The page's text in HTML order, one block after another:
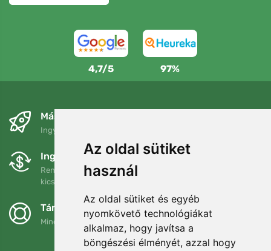
Az oldal sütiket
használ
Az oldal sütiket és egyéb
nyomkövető technológiákat
alkalmaz, hogy javítsa a
böngészési élményét, azzal hogy
4,7/5 97%
Másnapra és ingyenesen
Ingyenes szállítás a következő összeg felett: 80 EUR
Ingyenes csere és visszaküldés
Rendelését 90 napon belül bármikor visszaküldheti vagy
kicserélheti.
Támogatjuk a Trees.org-ot
Minden megrendelésért ültetünk egy fát! Bővebben